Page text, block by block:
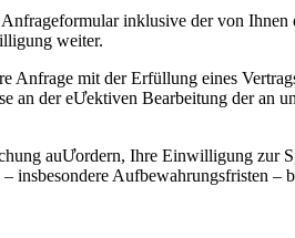
inklusive der von
weiter.
mit der Erfüllung eines
an der eƯektiven Bearbeitung der
auƯordern, Ihre Einwilligung zur
insbesondere Aufbewahrungsfristen –